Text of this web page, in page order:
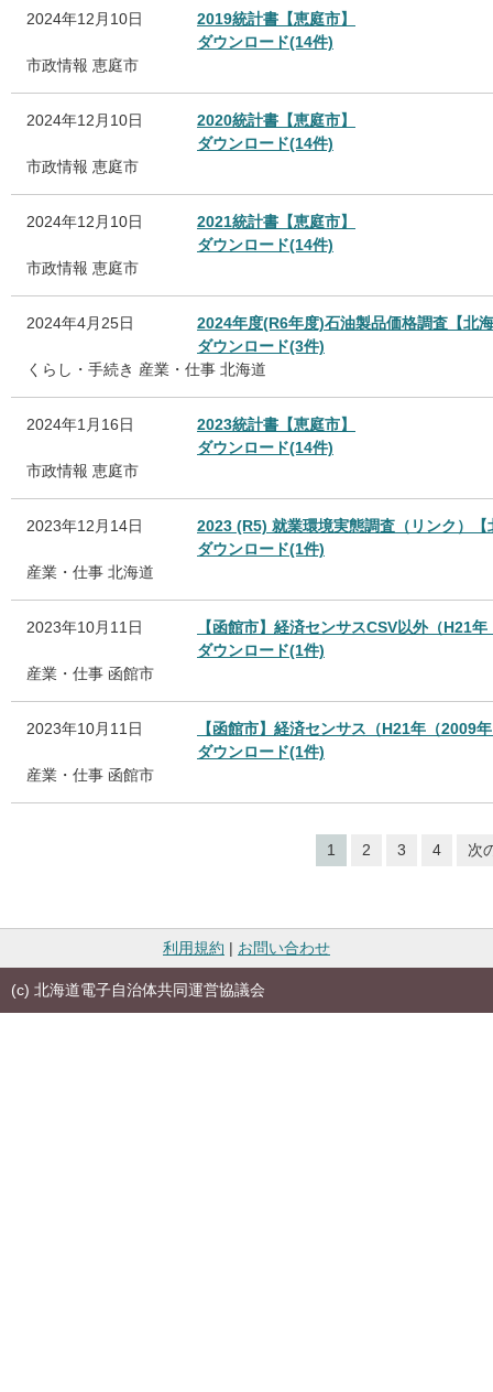
2024年12月10日
2019統計書【恵庭市】
ダウンロード(14件)
市政情報 恵庭市
2024年12月10日
2020統計書【恵庭市】
ダウンロード(14件)
市政情報 恵庭市
2024年12月10日
2021統計書【恵庭市】
ダウンロード(14件)
市政情報 恵庭市
2024年4月25日
2024年度(R6年度)石油製品価格調査【北
ダウンロード(3件)
くらし・手続き 産業・仕事 北海道
2024年1月16日
2023統計書【恵庭市】
ダウンロード(14件)
市政情報 恵庭市
2023年12月14日
2023 (R5) 就業環境実態調査（リンク）【
ダウンロード(1件)
産業・仕事 北海道
2023年10月11日
【函館市】経済センサスCSV以外（H21
ダウンロード(1件)
産業・仕事 函館市
2023年10月11日
【函館市】経済センサス（H21年（2009
ダウンロード(1件)
産業・仕事 函館市
1 2 3 4 次
利用規約 | お問い合わせ
(c) 北海道電子自治体共同運営協議会